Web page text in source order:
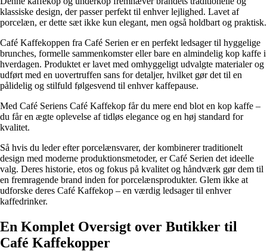
klassiske design, der passer perfekt til enhver lejlighed. Lavet af
porcelæn, er dette sæt ikke kun elegant, men også holdbart og praktisk.
Café Kaffekoppen fra Café Serien er en perfekt ledsager til hyggelige
brunches, formelle sammenkomster eller bare en almindelig kop kaffe i
hverdagen. Produktet er lavet med omhyggeligt udvalgte materialer og
udført med en uovertruffen sans for detaljer, hvilket gør det til en
pålidelig og stilfuld følgesvend til enhver kaffepause.
Med Café Seriens Café Kaffekop får du mere end blot en kop kaffe –
du får en ægte oplevelse af tidløs elegance og en høj standard for
kvalitet.
Så hvis du leder efter porcelænsvarer, der kombinerer traditionelt
design med moderne produktionsmetoder, er Café Serien det ideelle
valg. Deres historie, etos og fokus på kvalitet og håndværk gør dem til
en fremragende brand inden for porcelænsprodukter. Glem ikke at
udforske deres Café Kaffekop – en værdig ledsager til enhver
kaffedrinker.
En Komplet Oversigt over Butikker til
Café Kaffekopper